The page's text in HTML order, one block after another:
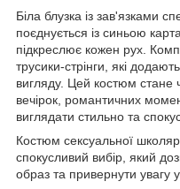
Біла блузка із зав'язками
поєднується із синьою
підкреслює кожен рух.
трусики-стрінги, які
вигляду. Цей костюм
вечірок, романтичних
виглядати стильно та
Костюм сексуальної
спокусливий вибір, який
образ та привернути увагу у